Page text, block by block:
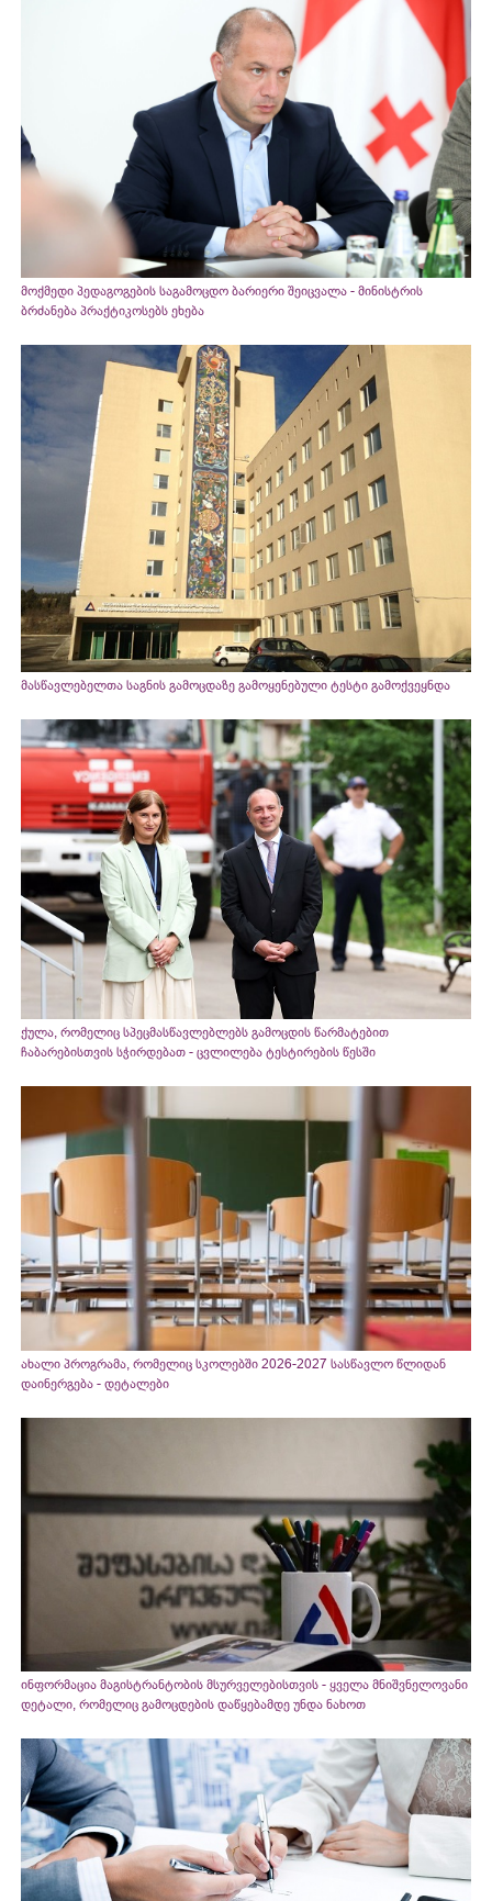
მოქმედი პედაგოგების საგამოცდო ბარიერი შეიცვალა - მინისტრის
ბრძანება პრაქტიკოსებს ეხება
მასწავლებელთა საგნის გამოცდაზე გამოყენებული ტესტი გამოქვეყნდა
ქულა, რომელიც სპეცმასწავლებლებს გამოცდის წარმატებით
ჩაბარებისთვის სჭირდებათ - ცვლილება ტესტირების წესში
ახალი პროგრამა, რომელიც სკოლებში 2026-2027 სასწავლო წლიდან
დაინერგება - დეტალები
ინფორმაცია მაგისტრანტობის მსურველებისთვის - ყველა მნიშვნელოვანი
დეტალი, რომელიც გამოცდების დაწყებამდე უნდა ნახოთ